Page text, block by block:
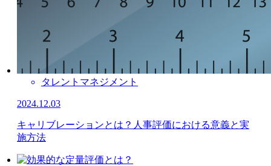
タレントマネジメント
2024.12.03
キャリブレーションとは？人事評価における意義と実
施方法